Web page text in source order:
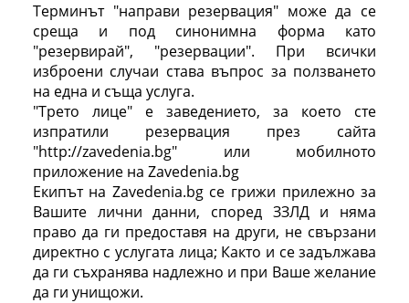
Терминът "направи резервация" може да се
среща и под синонимна форма като
"резервирай", "резервации". При всички
изброени случаи става въпрос за ползването
на една и съща услуга.
"Трето лице" е заведението, за което сте
изпратили резервация през сайта
"http://zavedenia.bg" или мобилното
приложение на Zavedenia.bg
Екипът на Zavedenia.bg се грижи прилежно за
Вашите лични данни, според ЗЗЛД и няма
право да ги предоставя на други, не свързани
директно с услугата лица; Както и се задължава
да ги съхранява надлежно и при Ваше желание
да ги унищожи.